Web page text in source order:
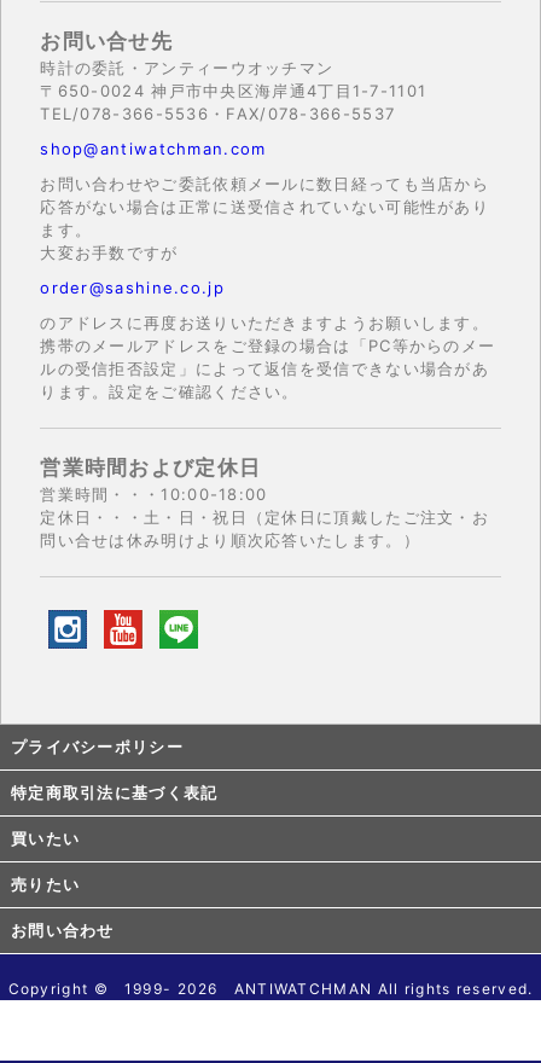
お問い合せ先
時計の委託・アンティーウオッチマン
〒650-0024 神戸市中央区海岸通4丁目1-7-1101
TEL/078-366-5536・FAX/078-366-5537
shop@antiwatchman.com
お問い合わせやご委託依頼メールに数日経っても当店から
応答がない場合は正常に送受信されていない可能性があり
ます。
大変お手数ですが
order@sashine.co.jp
のアドレスに再度お送りいただきますようお願いします。
携帯のメールアドレスをご登録の場合は「PC等からのメー
ルの受信拒否設定」によって返信を受信できない場合があ
ります。設定をご確認ください。
営業時間および定休日
営業時間・・・10:00-18:00
定休日・・・土・日・祝日（定休日に頂戴したご注文・お
問い合せは休み明けより順次応答いたします。）
プライバシーポリシー
特定商取引法に基づく表記
買いたい
売りたい
お問い合わせ
Copyright © 1999- 2026 ANTIWATCHMAN All rights reserved.